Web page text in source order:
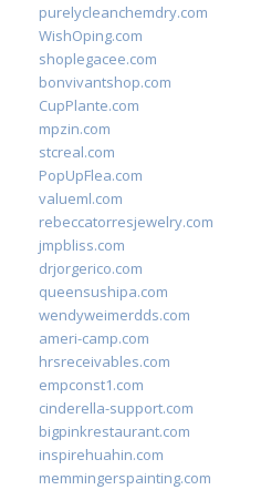
purelycleanchemdry.com
WishOping.com
shoplegacee.com
bonvivantshop.com
CupPlante.com
mpzin.com
stcreal.com
PopUpFlea.com
valueml.com
rebeccatorresjewelry.com
jmpbliss.com
drjorgerico.com
queensushipa.com
wendyweimerdds.com
ameri-camp.com
hrsreceivables.com
empconst1.com
cinderella-support.com
bigpinkrestaurant.com
inspirehuahin.com
memmingerspainting.com